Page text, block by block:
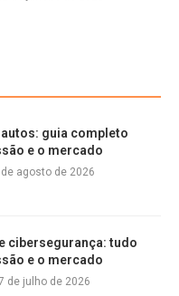
guia completo
e o mercado
de agosto de 2026
cibersegurança: tudo
e o mercado
de julho de 2026